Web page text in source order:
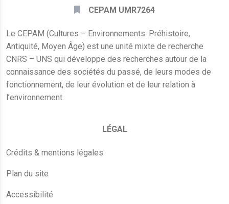
CEPAM UMR7264
Le CEPAM (Cultures – Environnements. Préhistoire,
Antiquité, Moyen Âge) est une unité mixte de recherche
CNRS – UNS qui développe des recherches autour de la
connaissance des sociétés du passé, de leurs modes de
fonctionnement, de leur évolution et de leur relation à
l’environnement.
LÉGAL
Crédits & mentions légales
Plan du site
Accessibilité